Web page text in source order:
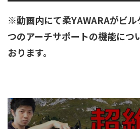
※動画内にて柔YAWARAがビル
つのアーチサポートの機能につ
おります。